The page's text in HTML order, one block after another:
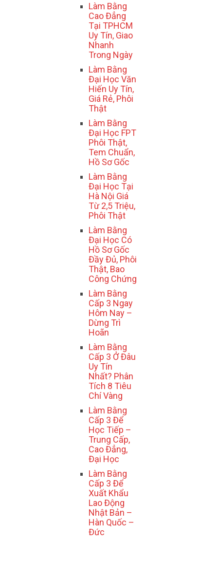
Làm Bằng
Cao Đẳng
Tại TPHCM
Uy Tín, Giao
Nhanh
Trong Ngày
Làm Bằng
Đại Học Văn
Hiến Uy Tín,
Giá Rẻ, Phôi
Thật
Làm Bằng
Đại Học FPT
Phôi Thật,
Tem Chuẩn,
Hồ Sơ Gốc
Làm Bằng
Đại Học Tại
Hà Nội Giá
Từ 2,5 Triệu,
Phôi Thật
Làm Bằng
Đại Học Có
Hồ Sơ Gốc
Đầy Đủ, Phôi
Thật, Bao
Công Chứng
Làm Bằng
Cấp 3 Ngay
Hôm Nay –
Dừng Trì
Hoãn
Làm Bằng
Cấp 3 Ở Đâu
Uy Tín
Nhất? Phân
Tích 8 Tiêu
Chí Vàng
Làm Bằng
Cấp 3 Để
Học Tiếp –
Trung Cấp,
Cao Đẳng,
Đại Học
Làm Bằng
Cấp 3 Để
Xuất Khẩu
Lao Động
Nhật Bản –
Hàn Quốc –
Đức